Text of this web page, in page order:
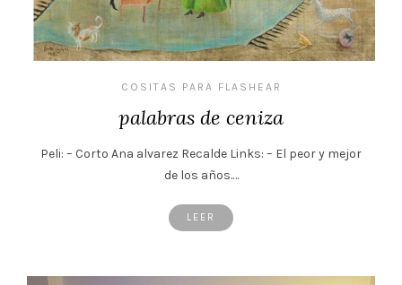
COSITAS PARA FLASHEAR
palabras de ceniza
Peli: – Corto Ana alvarez Recalde Links: – El peor y mejor
de los años.…
LEER